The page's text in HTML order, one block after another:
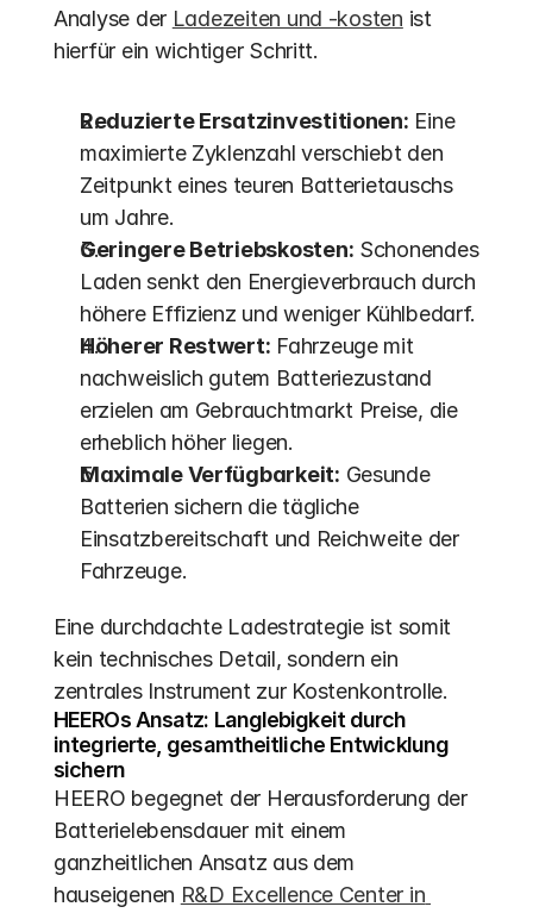
Analyse der Ladezeiten und -kosten ist
hierfür ein wichtiger Schritt.
Reduzierte Ersatzinvestitionen: Eine
maximierte Zyklenzahl verschiebt den
Zeitpunkt eines teuren Batterietauschs
um Jahre.
Geringere Betriebskosten: Schonendes
Laden senkt den Energieverbrauch durch
höhere Effizienz und weniger Kühlbedarf.
Höherer Restwert: Fahrzeuge mit
nachweislich gutem Batteriezustand
erzielen am Gebrauchtmarkt Preise, die
erheblich höher liegen.
Maximale Verfügbarkeit: Gesunde
Batterien sichern die tägliche
Einsatzbereitschaft und Reichweite der
Fahrzeuge.
Eine durchdachte Ladestrategie ist somit
kein technisches Detail, sondern ein
zentrales Instrument zur Kostenkontrolle.
HEEROs Ansatz: Langlebigkeit durch
integrierte, gesamtheitliche Entwicklung
sichern
HEERO begegnet der Herausforderung der
Batterielebensdauer mit einem
ganzheitlichen Ansatz aus dem
hauseigenen R&D Excellence Center in